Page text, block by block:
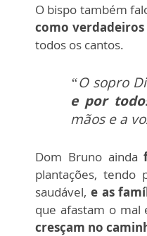
O bispo também
como
todos os cantos.
“O sopro
e por
mãos e a
Dom Bruno ainda
plantações, tendo
saudável, e as
que afastam o mal
cresçam no